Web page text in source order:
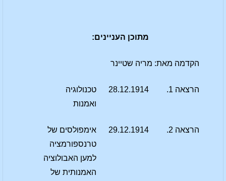
מתוכן העניינים:
הקדמה מאת: מריה שטיינר
הרצאה 1. 28.12.1914
טכנולוגיה
ואמנות
הרצאה 2. 29.12.1914
אימפולסים של
טרנספורמציה
למען האבולוציה
האמנותית של